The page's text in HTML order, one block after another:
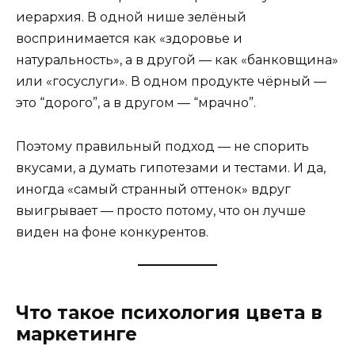
иерархия. В одной нише зелёный
воспринимается как «здоровье и
натуральность», а в другой — как «банковщина»
или «госуслуги». В одном продукте чёрный —
это “дорого”, а в другом — “мрачно”.
Поэтому правильный подход — не спорить
вкусами, а думать гипотезами и тестами. И да,
иногда «самый странный оттенок» вдруг
выигрывает — просто потому, что он лучше
виден на фоне конкурентов.
Что такое психология цвета в
маркетинге